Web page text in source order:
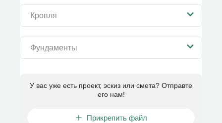
Кровля
Фундаменты
У вас уже есть проект, эскиз или смета? Отправте
его нам!
Прикрепить файл